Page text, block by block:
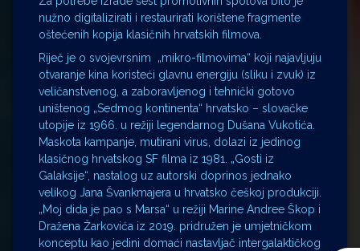
nužno digitalizirati i restaurirati korištene fragmente
oštećenih kopija klasičnih hrvatskih filmova.
Riječ je o svojevrsnim „mikro-filmovima“ koji najavljuju
otvaranje kina koristeći glavnu energiju (sliku i zvuk) iz
veličanstvenog, a zaboravljenog i tehnički gotovo
uništenog „Sedmog kontinenta“ hrvatsko – slovačke
utopije iz 1966. u režiji legendarnog Dušana Vukotića.
Maskota kampanje, mutirani virus, dolazi iz jedinog
klasičnog hrvatskog SF filma iz 1981. „Gosti iz
Galaksije“, nastalog uz autorski doprinos jednako
velikog Jana Švankmajera u hrvatsko češkoj produkciji.
„Moj dida je pao s Marsa“ u režiji Marine Andree Škop i
Dražena Žarkovića iz 2019. pridružen je umjetničkom
konceptu kao jedini domaći nastavljač intergalaktičkog